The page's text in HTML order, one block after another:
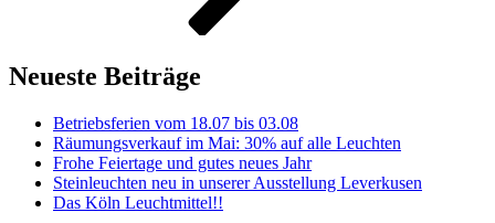
Neueste Beiträge
Betriebsferien vom 18.07 bis 03.08
Räumungsverkauf im Mai: 30% auf alle Leuchten
Frohe Feiertage und gutes neues Jahr
Steinleuchten neu in unserer Ausstellung Leverkusen
Das Köln Leuchtmittel!!